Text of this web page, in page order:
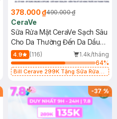
378.000 ₫490.000 ₫
CeraVe
Sữa Rửa Mặt CeraVe Sạch Sâu
Cho Da Thường Đến Da Dầu
473ml
4.9 (116)
1.4k/tháng
64%
Bill Cerave 299K Tặng Sữa Rửa
-37%